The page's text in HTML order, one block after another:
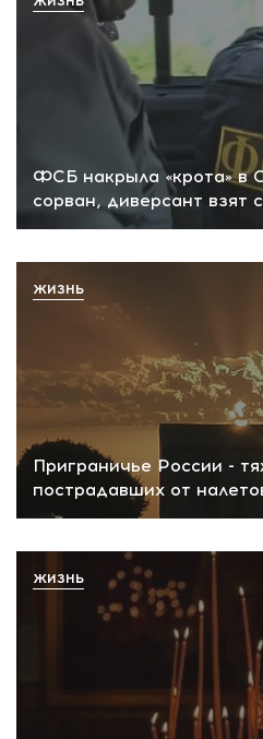
ФСБ накрыла «крота» в
сорван, диверсант взят
Приграничье России -
пострадавших от
ЖИЗНЬ
ЖИЗНЬ